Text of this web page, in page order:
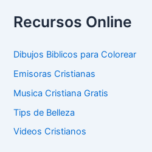
Recursos Online
Dibujos Biblicos para Colorear
Emisoras Cristianas
Musica Cristiana Gratis
Tips de Belleza
Videos Cristianos